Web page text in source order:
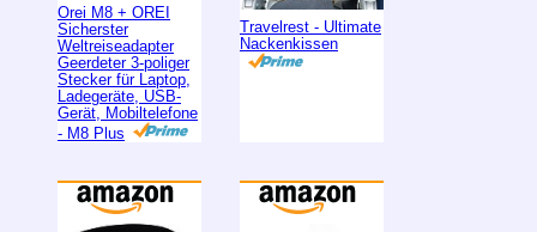
Orei M8 + OREI
Sicherster
Weltreiseadapter
Geerdeter 3-poliger
Stecker für Laptop,
Ladegeräte, USB-
Gerät, Mobiltelefone
- M8 Plus
Travelrest - Ultimate
Nackenkissen